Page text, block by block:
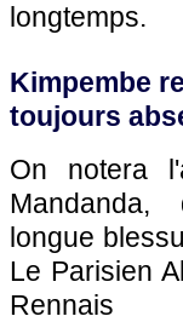
longtemps.
Kimpembe
toujours
On notera
longue
Le Parisien
Rennais